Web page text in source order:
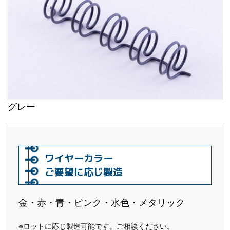
グレー
ワイヤーカラー
ご要望に応じ製造
金・赤・青・ピンク・水色・メタリック
※ロットに応じ製造可能です。ご相談ください。